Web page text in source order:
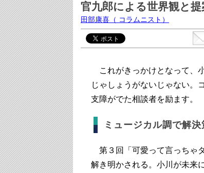
官九郎による世界観と提
田部康喜 （ コラムニスト）
これがきっかけとなって、
じゃしょうがないじゃない。
支障がでた相談者を励ます。
ミュージカル調で解
第３回「可愛って言っちゃ
解き明かされる。小川が未来